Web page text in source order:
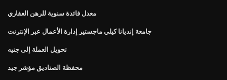
معدل فائدة سنوية للرهن العقاري
جامعة إنديانا كيلي ماجستير إدارة الأعمال عبر الإنترنت
تحويل العملة إلى جنيه
محفظة الصناديق مؤشر جيد